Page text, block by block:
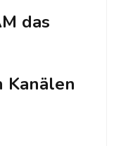
das
Kanälen